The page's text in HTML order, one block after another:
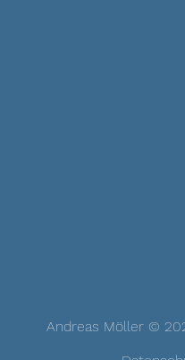
Andreas Möller ©